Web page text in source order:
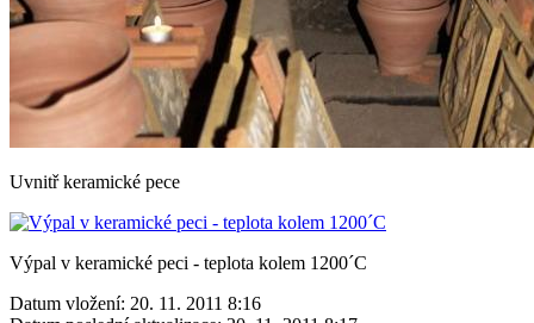
Uvnitř keramické pece
Výpal v keramické peci - teplota kolem 1200´C
Datum vložení: 20. 11. 2011 8:16